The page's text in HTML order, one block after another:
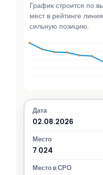
График строится по
мест в рейтинге
сильную позицию.
02.08.2026
7 024